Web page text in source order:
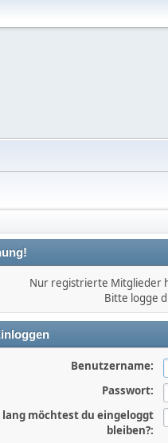
Nur registrierte Mitglieder
Bitte logge
Benutzername:
Passwort:
lang möchtest du eingeloggt
bleiben?: